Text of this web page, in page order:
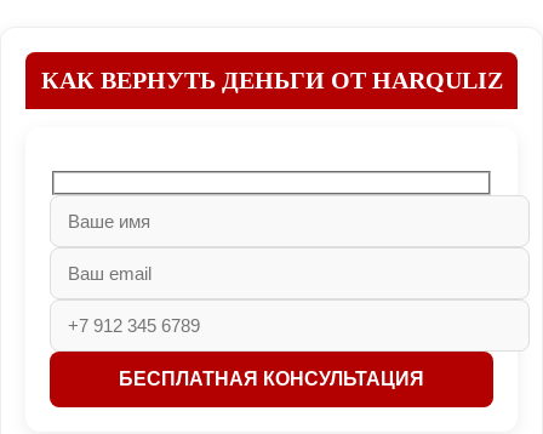
КАК ВЕРНУТЬ ДЕНЬГИ ОТ HARQULIZ